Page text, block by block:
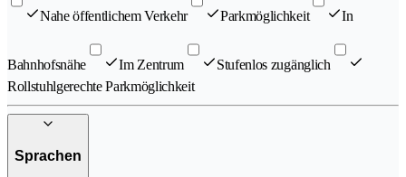
Nahe öffentlichem Verkehr Parkmöglichkeit In
Bahnhofsnähe Im Zentrum
Stufenlos zugänglich
Rollstuhlgerechte Parkmöglichkeit
Sprachen